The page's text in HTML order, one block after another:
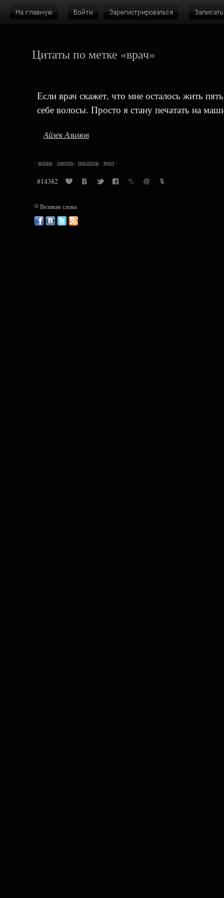
Цитаты по метке «врач»
Если врач скажет, что мне осталось жить
себе волосы. Просто я стану печатать на
Айзек Азимов
‹ жизнь· смерть· писатель· врач ›
#14382
©Великие слова